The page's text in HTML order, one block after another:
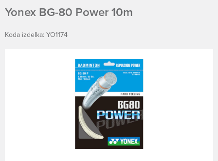
Yonex BG-80 Power 10m
Koda izdelka: YO1174